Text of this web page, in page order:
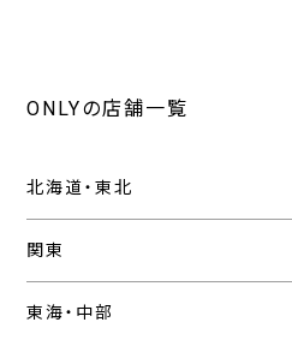
ONLYの店舗一覧
北海道・東北
関東
東海・中部